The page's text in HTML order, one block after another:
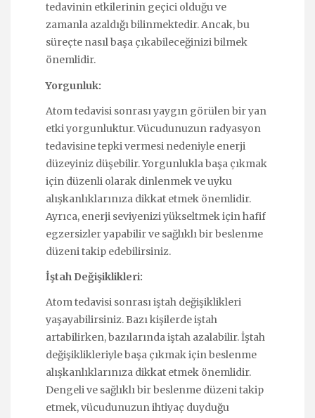
tedavinin etkilerinin geçici olduğu ve
zamanla azaldığı bilinmektedir. Ancak, bu
süreçte nasıl başa çıkabileceğinizi bilmek
önemlidir.
Yorgunluk:
Atom tedavisi sonrası yaygın görülen bir yan
etki yorgunluktur. Vücudunuzun radyasyon
tedavisine tepki vermesi nedeniyle enerji
düzeyiniz düşebilir. Yorgunlukla başa çıkmak
için düzenli olarak dinlenmek ve uyku
alışkanlıklarınıza dikkat etmek önemlidir.
Ayrıca, enerji seviyenizi yükseltmek için hafif
egzersizler yapabilir ve sağlıklı bir beslenme
düzeni takip edebilirsiniz.
İştah Değişiklikleri:
Atom tedavisi sonrası iştah değişiklikleri
yaşayabilirsiniz. Bazı kişilerde iştah
artabilirken, bazılarında iştah azalabilir. İştah
değişiklikleriyle başa çıkmak için beslenme
alışkanlıklarınıza dikkat etmek önemlidir.
Dengeli ve sağlıklı bir beslenme düzeni takip
etmek, vücudunuzun ihtiyaç duyduğu